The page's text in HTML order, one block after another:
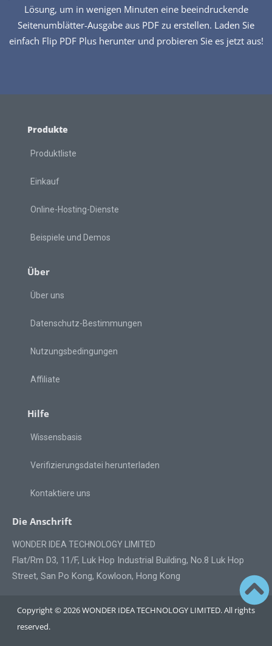
Lösung, um in wenigen Minuten eine beeindruckende
Seitenumblätter-Ausgabe aus PDF zu erstellen. Laden Sie
einfach Flip PDF Plus herunter und probieren Sie es jetzt aus!
Produkte
Produktliste
Einkauf
Online-Hosting-Dienste
Beispiele und Demos
Über
Über uns
Datenschutz-Bestimmungen
Nutzungsbedingungen
Affiliate
Hilfe
Wissensbasis
Verifizierungsdatei herunterladen
Kontaktiere uns
Die Anschrift
WONDER IDEA TECHNOLOGY LIMITED
Flat/Rm D3, 11/F, Luk Hop Industrial Building, No.8 Luk Hop
Street, San Po Kong, Kowloon, Hong Kong
Copyright © 2026 WONDER IDEA TECHNOLOGY LIMITED. All rights
reserved.